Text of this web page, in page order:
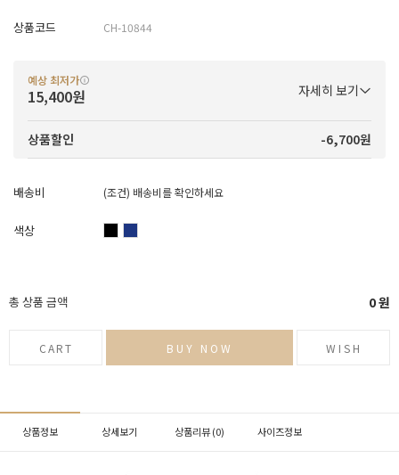
상품코드 CH-10844
예상 최저가
15,400원 자세히 보기
상품할인 -6,700원
배송비 (조건) 배송비를 확인하세요
색상
총 상품 금액 0원
CART BUY NOW WISH
상품정보 상세보기 상품리뷰 (0) 사이즈정보